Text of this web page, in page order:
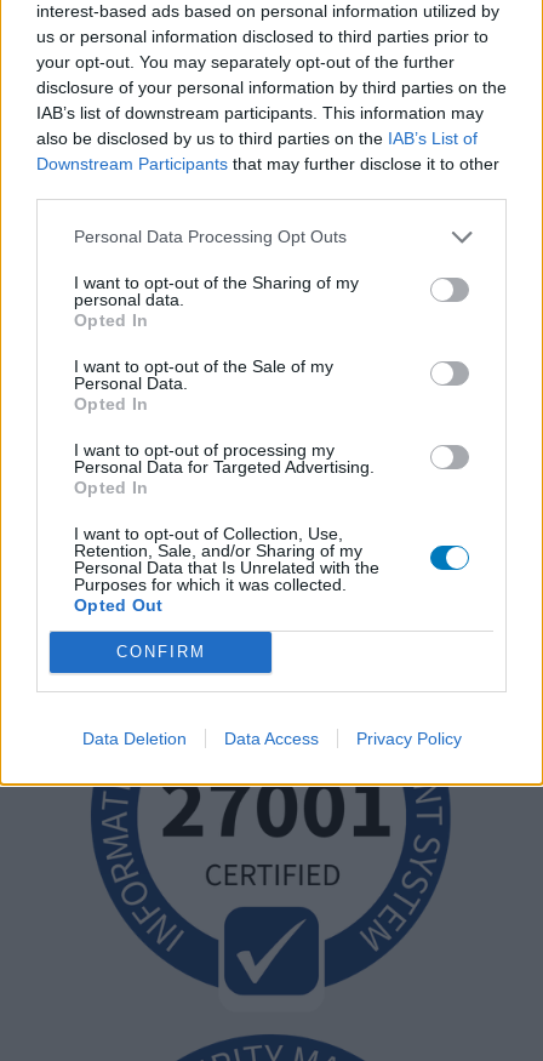
interest-based ads based on personal information utilized by
us or personal information disclosed to third parties prior to
your opt-out. You may separately opt-out of the further
disclosure of your personal information by third parties on the
IAB’s list of downstream participants. This information may
also be disclosed by us to third parties on the IAB’s List of
Downstream Participants that may further disclose it to other
Personal Data Processing Opt Outs
I want to opt-out of the Sharing of my
personal data.
Opted In
I want to opt-out of the Sale of my
Personal Data.
Opted In
I want to opt-out of processing my
Personal Data for Targeted Advertising.
Opted In
I want to opt-out of Collection, Use,
Retention, Sale, and/or Sharing of my
Personal Data that Is Unrelated with the
Purposes for which it was collected.
Opted Out
CONFIRM
Data Deletion Data Access Privacy Policy
geen medische kennis noodzakelijk. Op deze manier geven de
reviews alleen een beeld van de ervaring van de schrijvers en niet
die van de eigenaar van deze website. Denk er aan dat de
ervaringen kunnen verschillen van persoon tot persoon en dat u
voor medisch advies altijd contact op moet nemen met uw arts of
apotheker.